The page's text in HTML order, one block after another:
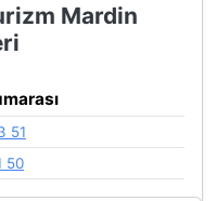
Mardin
51
50